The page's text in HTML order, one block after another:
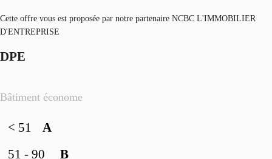
Cette offre vous est proposée par notre partenaire NCBC L'IMMOBILIER
D'ENTREPRISE
DPE
Bâtiment économe
A
< 51
B
51 - 90